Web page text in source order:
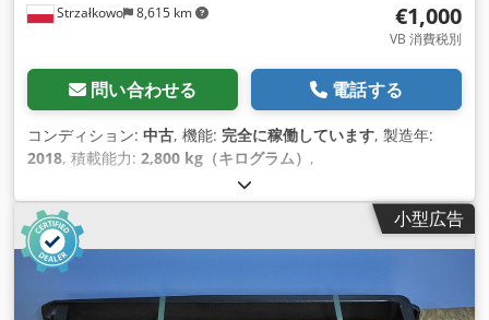
Strzałkowo 8,615 km €1,000
VB 消費税別
問い合わせる 電話する
コンディション: 中古, 機能: 完全に稼働しています, 製造年:
2018, 積載能力: 2,800 kg（キログラム） ,
小型広告